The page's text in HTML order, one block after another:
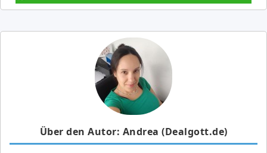
Über den Autor: Andrea (Dealgott.de)